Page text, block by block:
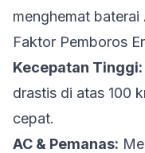
menghemat baterai
Faktor Pemboros
Kecepatan Tinggi:
drastis di atas 100
cepat.
AC & Pemanas: